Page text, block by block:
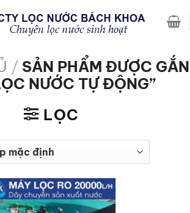
/ SẢN PHẨM ĐƯỢC GẮN
NƯỚC TỰ ĐỘNG”
LỌC